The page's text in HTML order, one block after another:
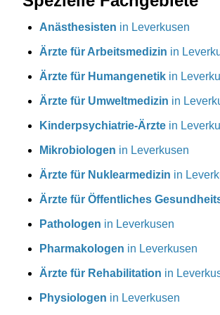
Anästhesisten in Leverkusen
Ärzte für Arbeitsmedizin in
Ärzte für Humangenetik in
Ärzte für Umweltmedizin in
Kinderpsychiatrie-Ärzte in
Mikrobiologen in Leverkusen
Ärzte für Nuklearmedizin in
Ärzte für Öffentliches
Pathologen in Leverkusen
Pharmakologen in Leverkusen
Ärzte für Rehabilitation in
Physiologen in Leverkusen